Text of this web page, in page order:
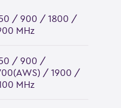
/ 900 / 1800 /
MHz
/ 900 /
/ 1900 /
MHz